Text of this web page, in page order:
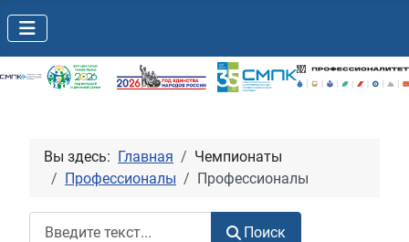
Вы здесь: Главная
Чемпионаты
Профессионалы
Профессионалы
Поиск